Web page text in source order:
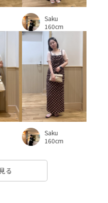
ブラウス ベスト
マーメイドスカート
ロングスカート
テム 伸縮性
外し可能
速乾 女性らしい印象
歩きやすい
い 爽やか
すい 程よいゆとり
Saku
160cm
Saku
160cm
る